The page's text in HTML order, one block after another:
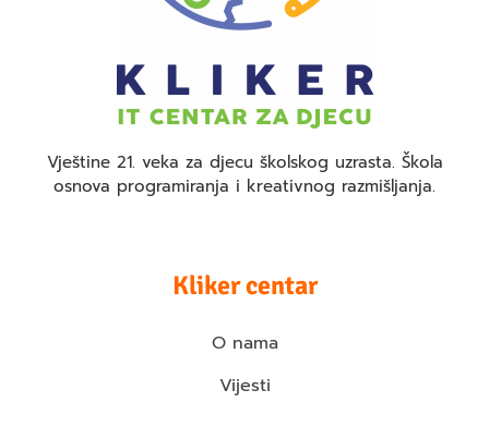
Vještine 21. veka za djecu školskog uzrasta. Škola
osnova programiranja i kreativnog razmišljanja.
Kliker centar
O nama
Vijesti